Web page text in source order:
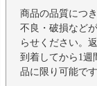
商品の品質につ
不良・破損など
らせください。
到着してから1週
品に限り可能です